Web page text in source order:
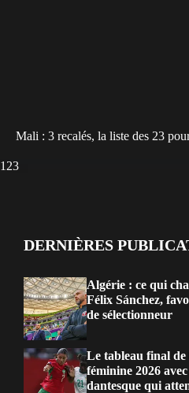
Mali : 3 recalés, la liste des 23
1 23
DERNIÈRES
Algérie : ce qui
Félix Sánchez,
de sélectionneur
Le tableau final
féminine 2026
dantesque qui